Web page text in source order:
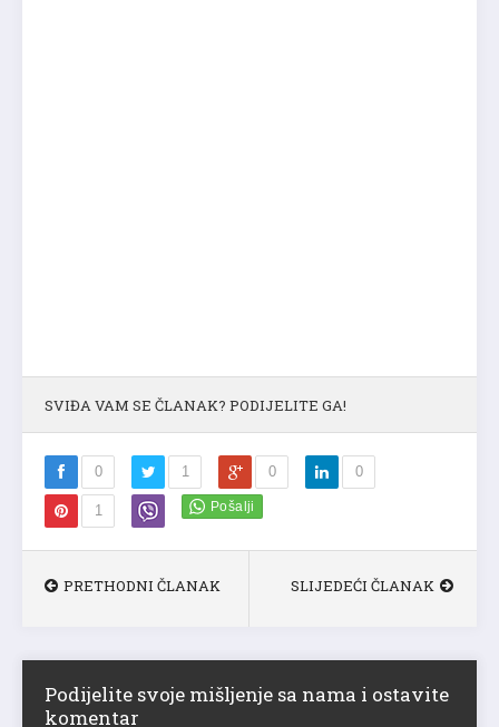
SVIĐA VAM SE ČLANAK? PODIJELITE GA!
0 1 0 0
1
PRETHODNI ČLANAK SLIJEDEĆI ČLANAK
Podijelite svoje mišljenje sa nama i ostavite
komentar